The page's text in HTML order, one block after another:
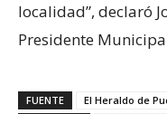
localidad”, declaró
Presidente
FUENTE
El Heraldo de